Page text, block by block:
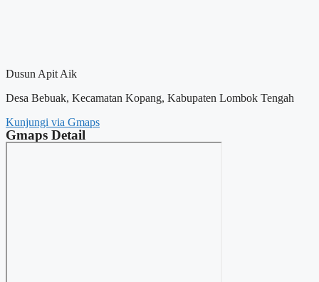
Dusun Apit Aik
Desa Bebuak, Kecamatan Kopang, Kabupaten Lombok Tengah
Kunjungi via Gmaps
Gmaps Detail